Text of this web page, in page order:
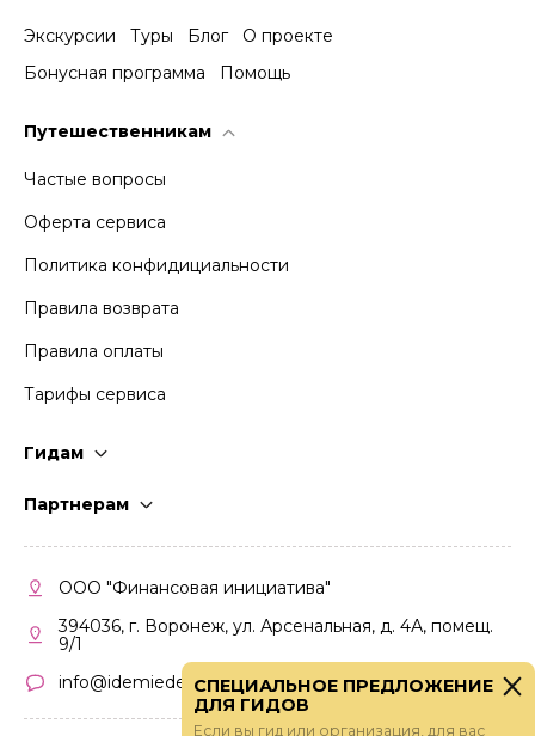
Экскурсии Туры Блог
О проекте
Бонусная программа
Помощь
Путешественникам
Частые вопросы
Оферта сервиса
Политика конфидициальности
Правила возврата
Правила оплаты
Тарифы сервиса
Гидам
Партнерам
Кабинет партнера
Правила участия
ООО "Финансовая инициатива"
394036, г. Воронеж, ул. Арсенальная, д. 4А, помещ.
9/1
info@idemiedem.ruСПЕЦИАЛЬНОЕ ПРЕДЛОЖЕНИЕ
ДЛЯ ГИДОВ
Если вы гид или организация, для вас